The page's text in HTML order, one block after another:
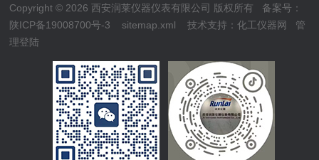
Copyright © 2026 西安润莱仪器仪表有限公司 版权所有 备案号：
陕ICP备19008700号-3
sitemap.xml 技术支持：化工仪器网
管
理登陆